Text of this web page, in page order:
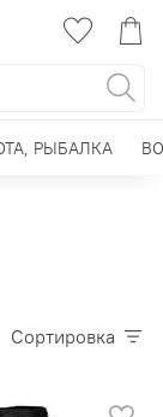
РЫБАЛКА
Сортировка